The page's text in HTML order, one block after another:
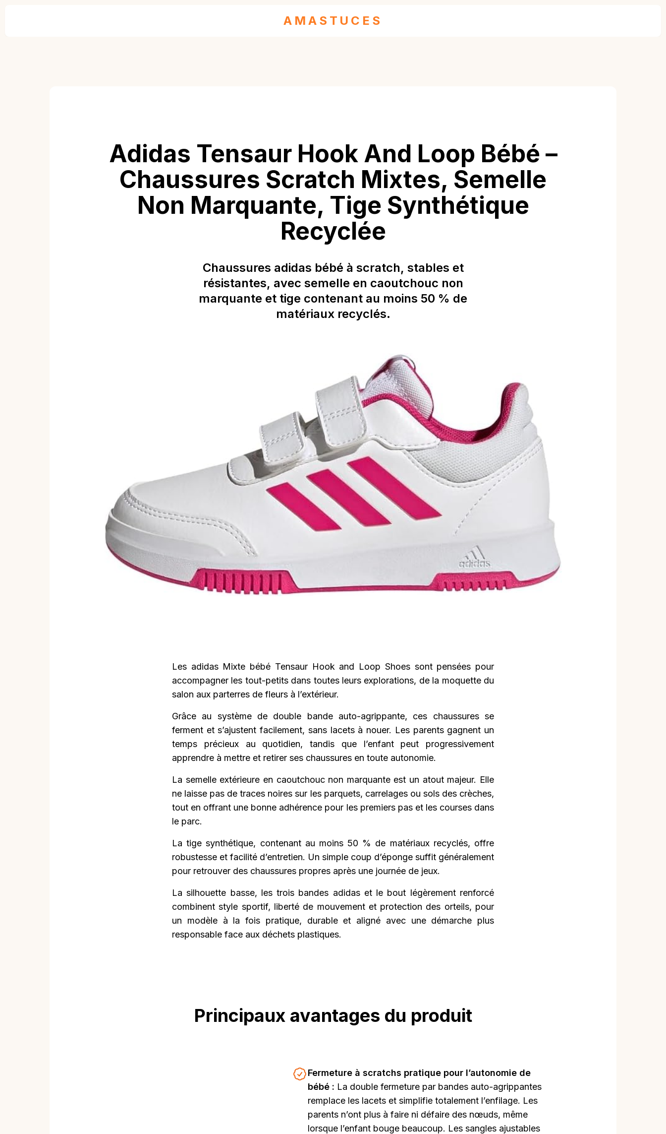
AMASTUCES
Adidas Tensaur Hook And Loop Bébé –
Chaussures Scratch Mixtes, Semelle
Non Marquante, Tige Synthétique
Recyclée
Chaussures adidas bébé à scratch, stables et
résistantes, avec semelle en caoutchouc non
marquante et tige contenant au moins 50 % de
matériaux recyclés.
Les adidas Mixte bébé Tensaur Hook and Loop Shoes sont pensées pour
accompagner les tout-petits dans toutes leurs explorations, de la moquette du
salon aux parterres de fleurs à l’extérieur.
Grâce au système de double bande auto-agrippante, ces chaussures se
ferment et s’ajustent facilement, sans lacets à nouer. Les parents gagnent un
temps précieux au quotidien, tandis que l’enfant peut progressivement
apprendre à mettre et retirer ses chaussures en toute autonomie.
La semelle extérieure en caoutchouc non marquante est un atout majeur. Elle
ne laisse pas de traces noires sur les parquets, carrelages ou sols des crèches,
tout en offrant une bonne adhérence pour les premiers pas et les courses dans
le parc.
La tige synthétique, contenant au moins 50 % de matériaux recyclés, offre
robustesse et facilité d’entretien. Un simple coup d’éponge suffit généralement
pour retrouver des chaussures propres après une journée de jeux.
La silhouette basse, les trois bandes adidas et le bout légèrement renforcé
combinent style sportif, liberté de mouvement et protection des orteils, pour
un modèle à la fois pratique, durable et aligné avec une démarche plus
responsable face aux déchets plastiques.
Principaux avantages du produit
Fermeture à scratchs pratique pour l’autonomie de
bébé : La double fermeture par bandes auto-agrippantes
remplace les lacets et simplifie totalement l’enfilage. Les
parents n’ont plus à faire ni défaire des nœuds, même
lorsque l’enfant bouge beaucoup. Les sangles ajustables